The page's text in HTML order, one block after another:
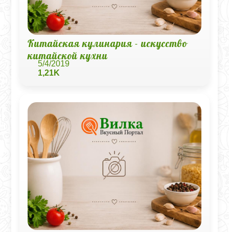
Китайская кулинария - искусство
китайской кухни
5/4/2019
1,21K